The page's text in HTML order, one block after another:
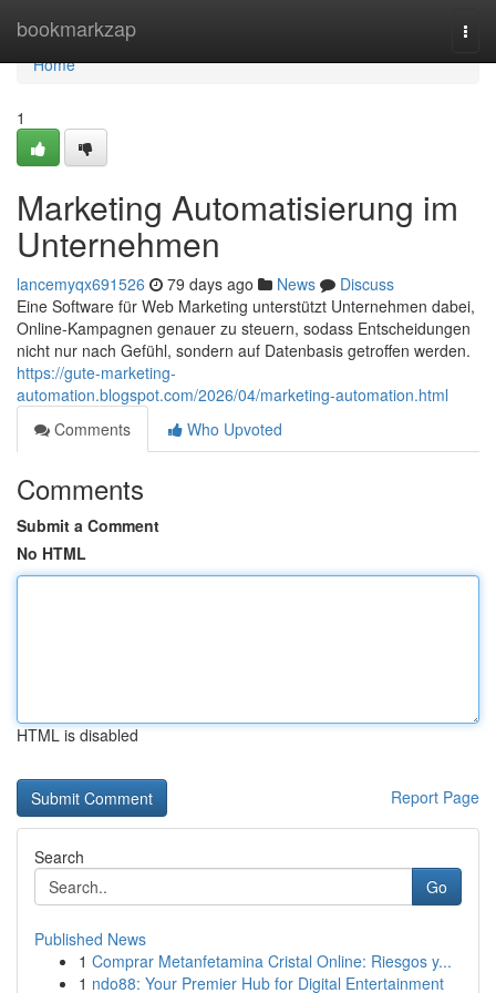
bookmarkzap
Home
Home
1
Marketing Automatisierung im
Unternehmen
lancemyqx691526 79 days ago News
Discuss
Eine Software für Web Marketing unterstützt Unternehmen dabei,
Online-Kampagnen genauer zu steuern, sodass Entscheidungen
nicht nur nach Gefühl, sondern auf Datenbasis getroffen werden.
https://gute-marketing-
automation.blogspot.com/2026/04/marketing-automation.html
Comments
Who Upvoted
Comments
Submit a Comment
No HTML
HTML is disabled
Report Page
Search
Go
Published News
1 Comprar Metanfetamina Cristal Online: Riesgos y...
1 ndo88: Your Premier Hub for Digital Entertainment